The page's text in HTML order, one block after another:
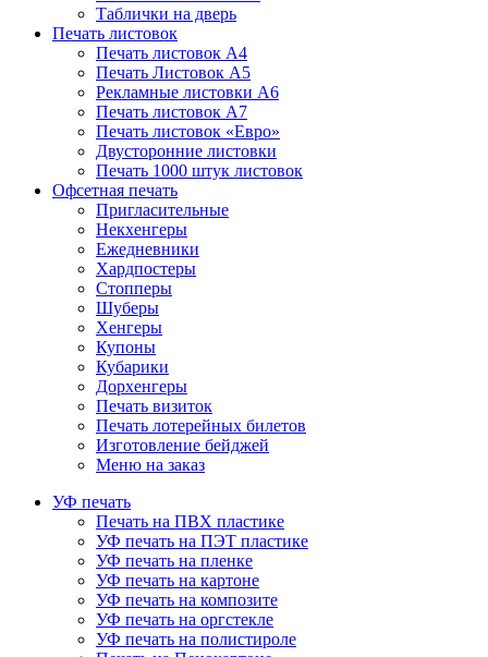
Таблички на дверь
Печать листовок
Печать листовок А4
Печать Листовок А5
Рекламные листовки А6
Печать листовок А7
Печать листовок «Евро»
Двусторонние листовки
Печать 1000 штук листовок
Офсетная печать
Пригласительные
Некхенгеры
Ежедневники
Хардпостеры
Стопперы
Шуберы
Хенгеры
Купоны
Кубарики
Дорхенгеры
Печать визиток
Печать лотерейных билетов
Изготовление бейджей
Меню на заказ
УФ печать
Печать на ПВХ пластике
УФ печать на ПЭТ пластике
УФ печать на пленке
УФ печать на картоне
УФ печать на композите
УФ печать на оргстекле
УФ печать на полистироле